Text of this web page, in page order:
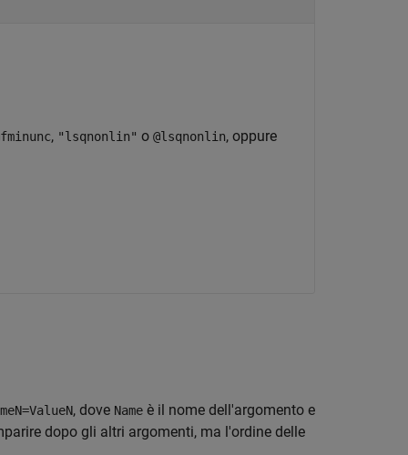
, "lsqnonlin" o @lsqnonlin, oppure
, dove Name è il nome dell'argomento e
dopo gli altri argomenti, ma l'ordine delle